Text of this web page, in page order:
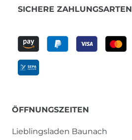
SICHERE ZAHLUNGSARTEN
ÖFFNUNGSZEITEN
Lieblingsladen Baunach